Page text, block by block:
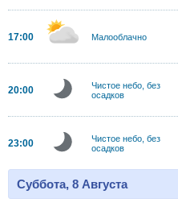
17:00 Малооблачно
20:00
Чистое небо, без
осадков
23:00
Чистое небо, без
осадков
Суббота, 8 Августа